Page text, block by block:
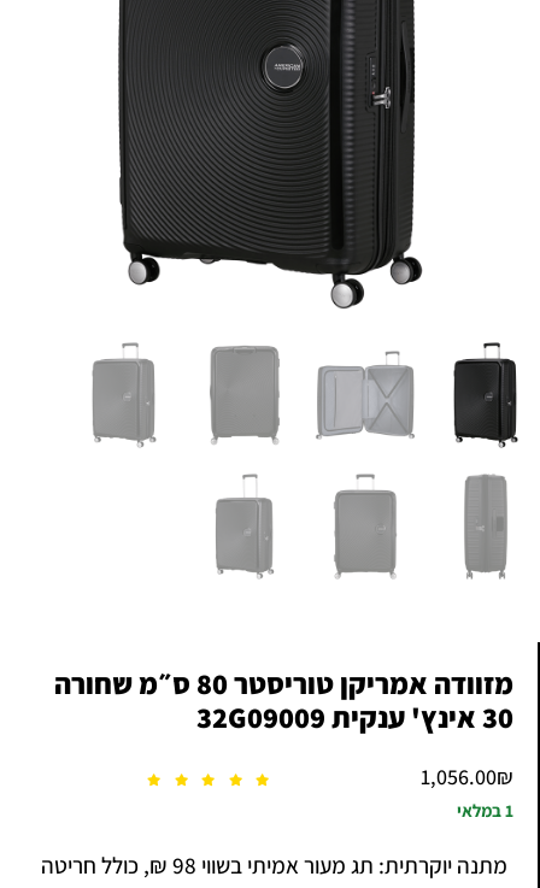
מזוודה אמריקן טוריסטר 80 ס״מ שחורה
30 אינץ' ענקית 32G09009
1,056.00₪
1 במלאי
מתנה יוקרתית: תג מעור אמיתי בשווי 98 ₪, כולל חריטה